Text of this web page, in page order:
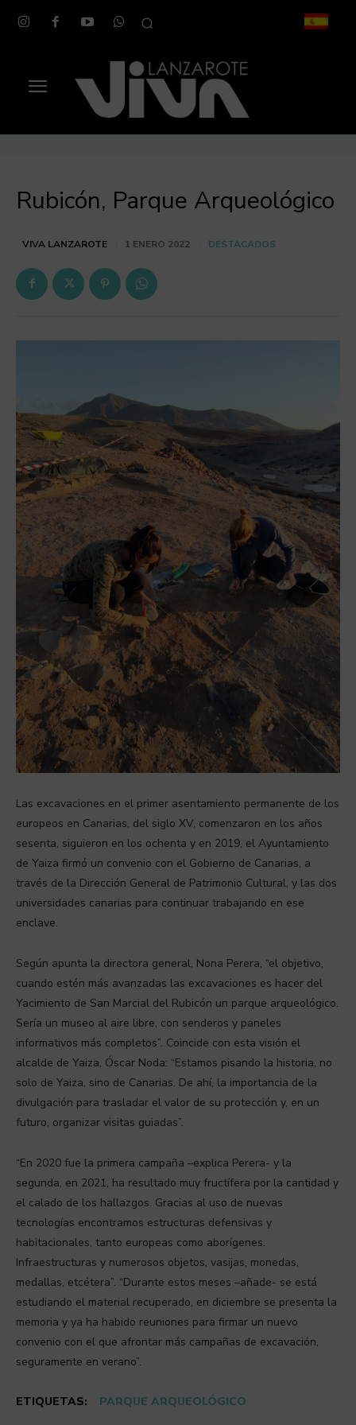
Rubicón, Parque Arqueológico
VIVA LANZAROTE 1 ENERO 2022 DESTACADOS
Las excavaciones en el primer asentamiento permanente de los
europeos en Canarias, del siglo XV, comenzaron en los años
sesenta, siguieron en los ochenta y en 2019, el Ayuntamiento
de Yaiza firmó un convenio con el Gobierno de Canarias, a
través de la Dirección General de Patrimonio Cultural, y las dos
universidades canarias para continuar trabajando en ese
enclave.
Según apunta la directora general, Nona Perera, “el objetivo,
cuando estén más avanzadas las excavaciones es hacer del
Yacimiento de San Marcial del Rubicón un parque arqueológico.
Sería un museo al aire libre, con senderos y paneles
informativos más completos”. Coincide con esta visión el
alcalde de Yaiza, Óscar Noda: “Estamos pisando la historia, no
solo de Yaiza, sino de Canarias. De ahí, la importancia de la
divulgación para trasladar el valor de su protección y, en un
futuro, organizar visitas guiadas”.
“En 2020 fue la primera campaña –explica Perera- y la
segunda, en 2021, ha resultado muy fructífera por la cantidad y
el calado de los hallazgos. Gracias al uso de nuevas
tecnologías encontramos estructuras defensivas y
habitacionales, tanto europeas como aborígenes.
Infraestructuras y numerosos objetos, vasijas, monedas,
medallas, etcétera”. “Durante estos meses –añade- se está
estudiando el material recuperado, en diciembre se presenta la
memoria y ya ha habido reuniones para firmar un nuevo
convenio con el que afrontar más campañas de excavación,
seguramente en verano”.
ETIQUETAS: PARQUE ARQUEOLÓGICO